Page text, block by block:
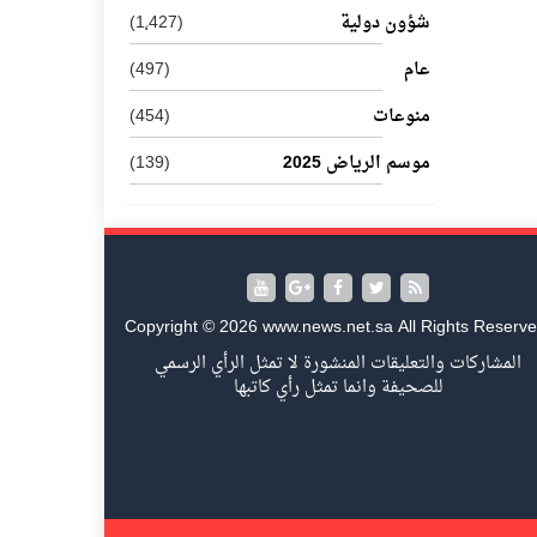
شؤون دولية
(1٬427)
عام
(497)
منوعات
(454)
موسم الرياض 2025
(139)
Copyright © 2026 www.news.net.sa All Rights
المشاركات والتعليقات المنشورة لا تمثل الرأي الرسمي
للصحيفة وانما تمثل رأي كاتبها